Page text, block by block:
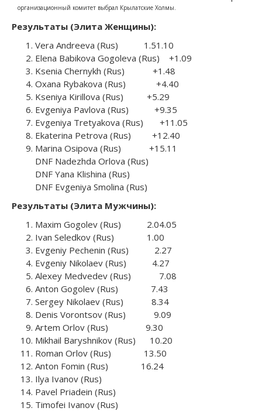
организационный комитет выбрал Крылатские Холмы.
Результаты (Элита Женщины):
Vera Andreeva (Rus) 1.51.10
Elena Babikova Gogoleva (Rus) +1.09
Ksenia Chernykh (Rus) +1.48
Oxana Rybakova (Rus) +4.40
Kseniya Kirillova (Rus) +5.29
Evgeniya Pavlova (Rus) +9.35
Evgeniya Tretyakova (Rus) +11.05
Ekaterina Petrova (Rus) +12.40
Marina Osipova (Rus) +15.11
DNF Nadezhda Orlova (Rus)
DNF Yana Klishina (Rus)
DNF Evgeniya Smolina (Rus)
Результаты (Элита Мужчины):
Maxim Gogolev (Rus) 2.04.05
Ivan Seledkov (Rus) 1.00
Evgeniy Pechenin (Rus) 2.27
Evgeniy Nikolaev (Rus) 4.27
Alexey Medvedev (Rus) 7.08
Anton Gogolev (Rus) 7.43
Sergey Nikolaev (Rus) 8.34
Denis Vorontsov (Rus) 9.09
Artem Orlov (Rus) 9.30
Mikhail Baryshnikov (Rus) 10.20
Roman Orlov (Rus) 13.50
Anton Fomin (Rus) 16.24
Ilya Ivanov (Rus)
Pavel Priadein (Rus)
Timofei Ivanov (Rus)